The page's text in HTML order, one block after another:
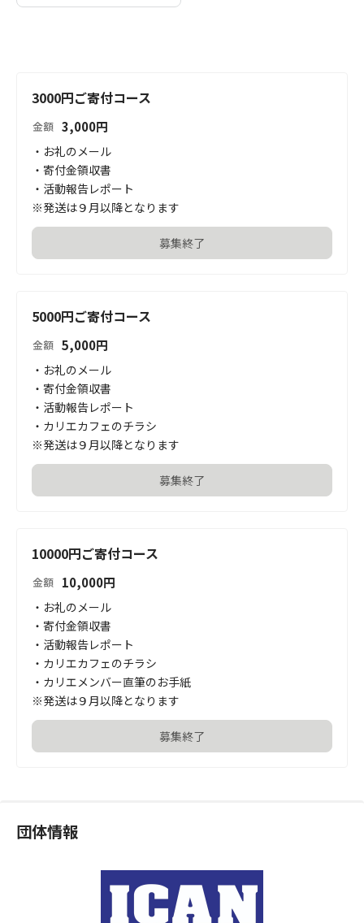
3000円ご寄付コース
金額 3,000円
・お礼のメール
・寄付金領収書
・活動報告レポート
※発送は９月以降となります
募集終了
5000円ご寄付コース
金額 5,000円
・お礼のメール
・寄付金領収書
・活動報告レポート
・カリエカフェのチラシ
※発送は９月以降となります
募集終了
10000円ご寄付コース
金額 10,000円
・お礼のメール
・寄付金領収書
・活動報告レポート
・カリエカフェのチラシ
・カリエメンバー直筆のお手紙
※発送は９月以降となります
募集終了
団体情報